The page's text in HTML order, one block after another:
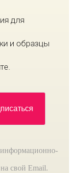
для
и образцы
информационно-
свой Email.